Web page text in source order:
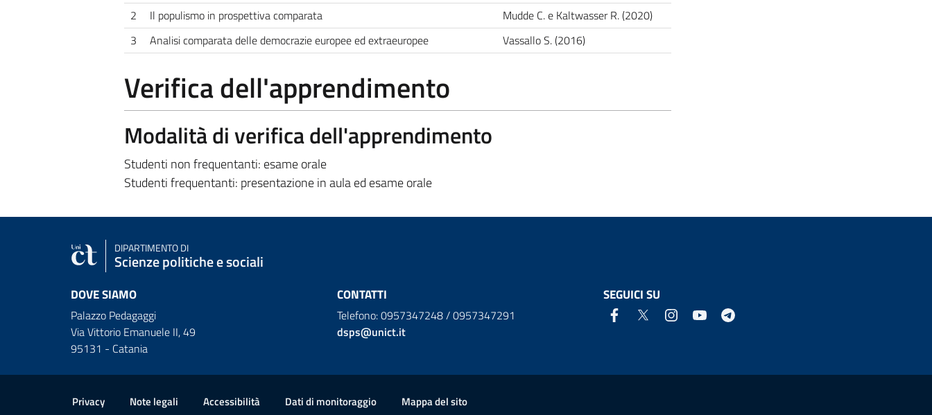
2
Il populismo in prospettiva comparata
Mudde C. e Kaltwasser R. (2020)
3
Analisi comparata delle democrazie europee ed extraeuropee Vassallo S. (2016)
Verifica dell'apprendimento
Modalità di verifica dell'apprendimento
Studenti non frequentanti: esame orale
Studenti frequentanti: presentazione in aula ed esame orale
DIPARTIMENTO DI
Scienze politiche e sociali
DOVE SIAMO
Palazzo Pedagaggi
Via Vittorio Emanuele II, 49
95131 - Catania
CONTATTI
Telefono: 0957347248 / 0957347291
dsps@unict.it
SEGUICI SU
Privacy Note legali Accessibilità Dati di monitoraggio Mappa del sito